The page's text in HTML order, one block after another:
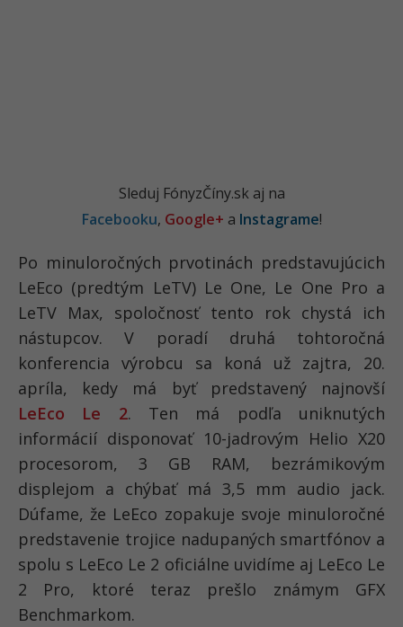
Sleduj FónyzČíny.sk aj na
Facebooku, Google+ a Instagrame!
Po minuloročných prvotinách predstavujúcich
LeEco (predtým LeTV) Le One, Le One Pro a
LeTV Max, spoločnosť tento rok chystá ich
nástupcov. V poradí druhá tohtoročná
konferencia výrobcu sa koná už zajtra, 20.
apríla, kedy má byť predstavený najnovší
LeEco Le 2. Ten má podľa uniknutých
informácií disponovať 10-jadrovým Helio X20
procesorom, 3 GB RAM, bezrámikovým
displejom a chýbať má 3,5 mm audio jack.
Dúfame, že LeEco zopakuje svoje minuloročné
predstavenie trojice nadupaných smartfónov a
spolu s LeEco Le 2 oficiálne uvidíme aj LeEco Le
2 Pro, ktoré teraz prešlo známym GFX
Benchmarkom.